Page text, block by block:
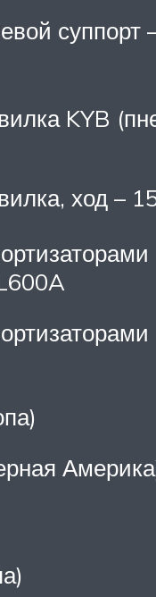
суппорт
KYB
ход –